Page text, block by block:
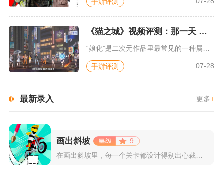
手游评测
《猫之城》视频评测：那一天 我家的猫变成了猫娘
“娘化”是二次元作品里最常见的一种属性，这种属性不分物种、不...
手游评测 07-28
最新录入 更多+
画出斜坡
9